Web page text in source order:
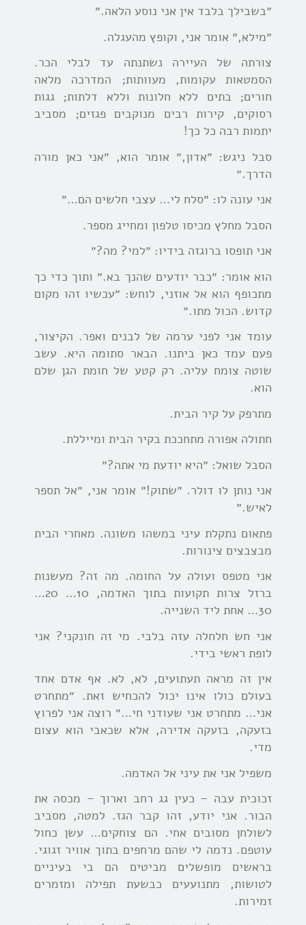
״בשבילך בלבד אין אני נוסע הלאה.״
״מילא,״ אומר אני, וקופץ מהעגלה.
צורתה של העיירה נשתנתה עד לבלי הכר.
הסמטאות עקומות, מעוותות; המדרכה מלאה
חורים; בתים ללא חלונות וללא דלתות; גגות
רסוקים, קירות רבים מנוקבים פגזים; מסביב
יתמות רבה כל כך!
סבל ניגש: ״אדון,״ אומר הוא, ״אני כאן מורה
הדרך.״
אני עונה לו: ״סלח לי… עצבי חלשים הם…״
הסבל מחלץ מכיסו טלפון ומחייג מספר.
אני תופסו ברוגזה בידיו: ״למי? מה?״
הוא אומר: ״כבר יודעים שהנך בא.״ ותוך כדי כך
מתכופף הוא אל אוזני, לוחש: ״עכשיו זהו מקום
קדוש. הכול מתו.״
עומד אני לפני ערמה של לבנים ואפר. הקיצור,
פעם עמד כאן ביתנו. הבאר סתומה היא. עשב
שוטה צומח עליה. רק קטע של חומת הגן שלם
הוא.
מתרפק על קיר הבית.
חתולה אפורה מתחככת בקיר הבית ומייללת.
הסבל שואל: ״היא יודעת מי אתה?״
אני נותן לו דולר. ״שתוק!״ אומר אני, ״אל תספר
לאיש.״
פתאום נתקלת עיני במשהו משונה. מאחרי הבית
מבצבצים צינורות.
אני מטפס ועולה על החומה. מה זה? מעשנות
ברזל צרות תקועות בתוך האדמה, 10… 20…
30… אחת ליד השנייה.
אני חש חלחלה עזה בלבי. מי זה חונקני? אני
לופת ראשי בידי.
אין זה מראה תעתועים, לא, לא. אף אדם אחד
בעולם כולו אינו יכול להכחיש זאת. ״מתחרט
אני… מתחרט אני שעודני חי…״ רוצה אני לפרוץ
בזעקה, בזעקה אדירה, אלא שכאבי הוא עצום
מדי.
משפיל אני את עיני אל האדמה.
זכוכית עבה – כעין גג רחב וארוך – מכסה את
הבור. אני יודע, זהו קבר הגז. למטה, מסביב
לשולחן מסובים אחי. הם צוחקים… עשן כחול
עוטפם. נדמה לי שהם מרחפים בתוך אוויר זגוגי.
בראשים מופשלים מביטים הם בי בעיניים
לטושות, מתנועעים כבשעת תפילה ומזמרים
זמירות.